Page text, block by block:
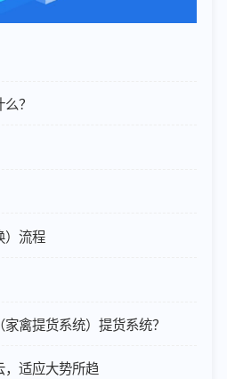
？
）流程
禽提货系统）提货系统？
适应大势所趋